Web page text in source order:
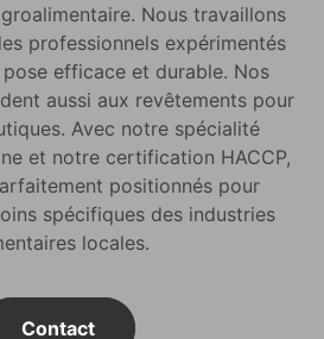
Nous travaillons
professionnels expérimentés
efficace et durable. Nos
aussi aux revêtements pour
Avec notre spécialité
et notre certification HACCP,
positionnés pour
spécifiques des industries
locales.
Contact